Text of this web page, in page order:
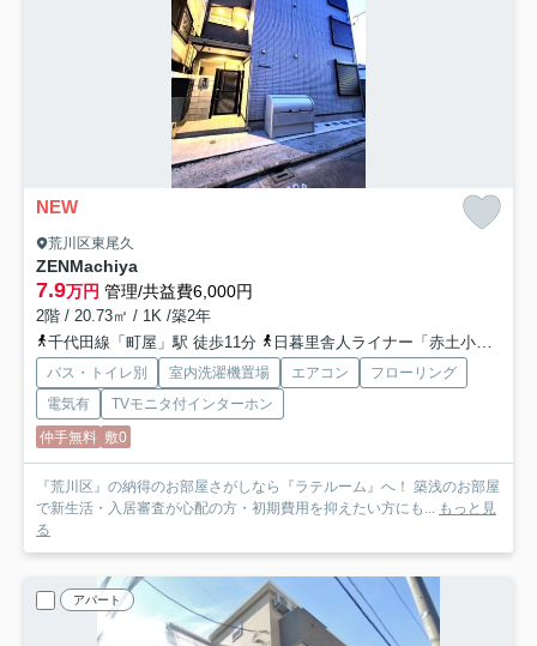
NEW
荒川区東尾久
ZENMachiya
7.9万円 管理/共益費6,000円
2階 / 20.73㎡ / 1K /築2年
千代田線「町屋」駅 徒歩11分
日暮里舎人ライナー「赤土小学校前」駅 徒歩10分
バス・トイレ別 室内洗濯機置場 エアコン
フローリング
電気有
TVモニタ付インターホン
仲手無料 敷0
『荒川区』の納得のお部屋さがしなら『ラテルーム』へ！ 築浅のお部屋
で新生活・入居審査が心配の方・初期費用を抑えたい方にも...
もっと見
る
アパート